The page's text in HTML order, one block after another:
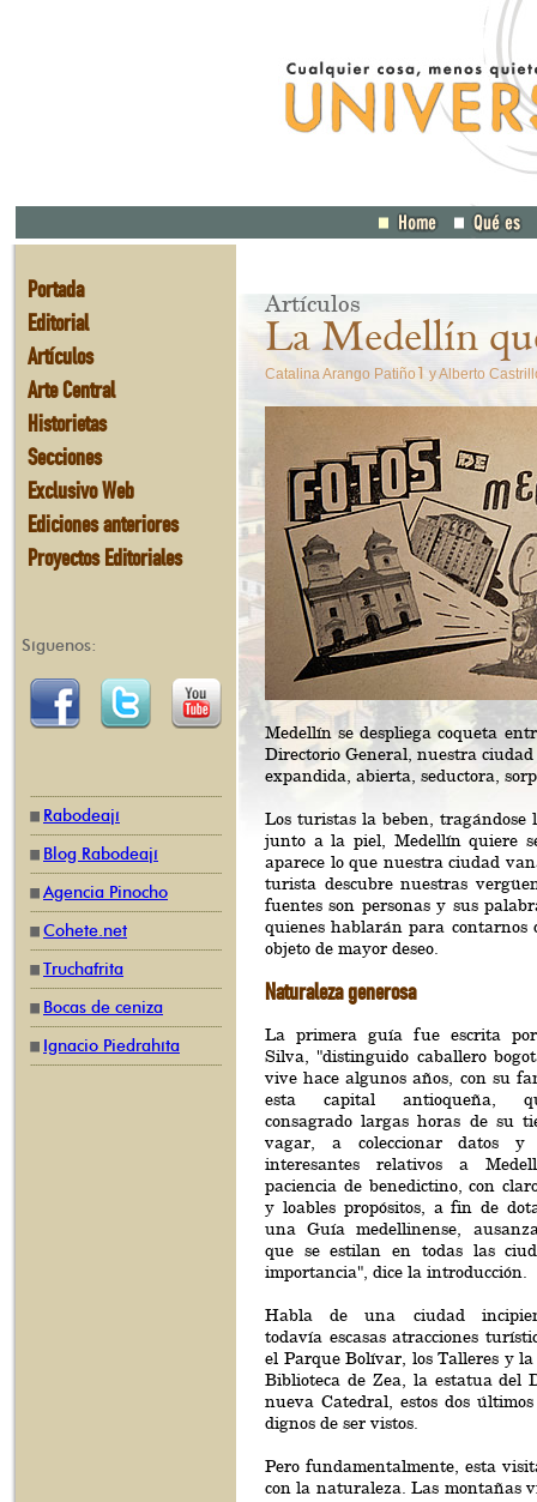
Portada
Editorial
Artículos
Arte Central
Historietas
Secciones
Exclusivo Web
Ediciones anteriores
Proyectos Editoriales
Síguenos:
Rabodeají
Blog Rabodeají
Agencia Pinocho
Cohete.net
Truchafrita
Bocas de ceniza
Ignacio Piedrahíta
Artículos
La Medellín
Catalina Arango Patiño1 y Alberto
Medellín se despliega coqueta
Directorio General, nuestra
expandida, abierta, seductora,
Los turistas la beben, tragándose
junto a la piel, Medellín quiere
aparece lo que nuestra ciudad
turista descubre nuestras
fuentes son personas y sus
quienes hablarán para contarnos
objeto de mayor deseo.
Naturaleza generosa
La primera guía fue escrita
Silva, "distinguido caballero
vive hace algunos años, con su
esta capital antioqueña,
consagrado largas horas de su
vagar, a coleccionar datos y
interesantes relativos a
paciencia de benedictino, con
y loables propósitos, a fin de
una Guía medellinense,
que se estilan en todas las
importancia", dice la introducción.
Habla de una ciudad
todavía escasas atracciones
el Parque Bolívar, los Talleres y
Biblioteca de Zea, la estatua del
nueva Catedral, estos dos
dignos de ser vistos.
Pero fundamentalmente, esta
con la naturaleza. Las montañas